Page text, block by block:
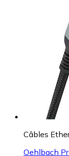
Câbles
Oehlbach